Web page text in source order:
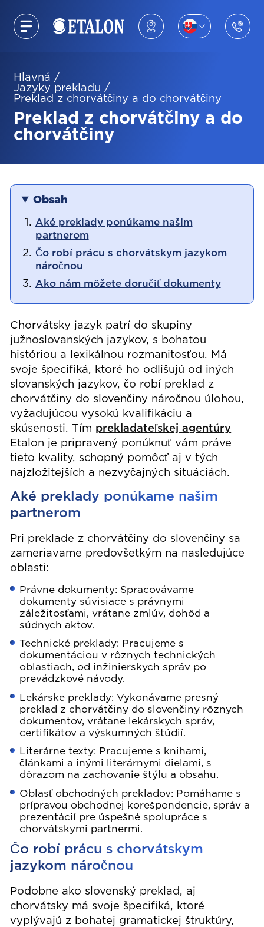
Hlavná /
Jazyky prekladu /
Preklad z chorvátčiny a do chorvátčiny
Preklad z chorvátčiny a do
chorvátčiny
Obsah
Aké preklady ponúkame našim
partnerom
Čo robí prácu s chorvátskym jazykom
náročnou
Ako nám môžete doručiť dokumenty
Chorvátsky jazyk patrí do skupiny
južnoslovanských jazykov, s bohatou
históriou a lexikálnou rozmanitosťou. Má
svoje špecifiká, ktoré ho odlišujú od iných
slovanských jazykov, čo robí preklad z
chorvátčiny do slovenčiny náročnou úlohou,
vyžadujúcou vysokú kvalifikáciu a
skúsenosti. Tím prekladateľskej agentúry
Etalon je pripravený ponúknuť vám práve
tieto kvality, schopný pomôcť aj v tých
najzložitejších a nezvyčajných situáciách.
Aké preklady ponúkame našim
partnerom
Pri preklade z chorvátčiny do slovenčiny sa
zameriavame predovšetkým na nasledujúce
oblasti:
Právne dokumenty: Spracovávame
dokumenty súvisiace s právnymi
záležitosťami, vrátane zmlúv, dohôd a
súdnych aktov.
Technické preklady: Pracujeme s
dokumentáciou v rôznych technických
oblastiach, od inžinierskych správ po
prevádzkové návody.
Lekárske preklady: Vykonávame presný
preklad z chorvátčiny do slovenčiny rôznych
dokumentov, vrátane lekárskych správ,
certifikátov a výskumných štúdií.
Literárne texty: Pracujeme s knihami,
článkami a inými literárnymi dielami, s
dôrazom na zachovanie štýlu a obsahu.
Oblasť obchodných prekladov: Pomáhame s
prípravou obchodnej korešpondencie, správ a
prezentácií pre úspešné spolupráce s
chorvátskymi partnermi.
Čo robí prácu s chorvátskym
jazykom náročnou
Podobne ako slovenský preklad, aj
chorvátsky má svoje špecifiká, ktoré
vyplývajú z bohatej gramatickej štruktúry,